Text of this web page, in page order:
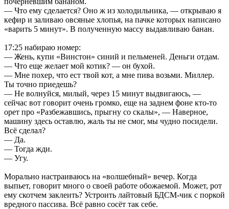
— Что ему сделается? Оно ж из холодильника, — открываю я
кефир и заливаю овсяные хлопья, на пачке которых написано
«варить 5 минут». В полученную массу выдавливаю банан.
17:25 набираю номер:
— Жень, купи «Винстон» синий и пельменей. Деньги отдам.
— Что еще желает мой котик? — он бухой.
— Мне похер, что ест твой кот, а мне пива возьми. Миллер.
Ты точно приедешь?
— Не волнуйся, милый, через 15 минут выдвигаюсь, —
сейчас вот говорит очень громко, еще на заднем фоне кто-то
орет про «Разбежавшись, прыгну со скалы», — Наверное,
машину здесь оставлю, жаль ты не смог, мы чудно посидели.
Всё сделал?
— Да.
— Тогда жди.
— Угу.
Морально настраиваюсь на «волшебный» вечер. Когда
выпьет, говорит много о своей работе обожаемой. Может, рот
ему скотчем заклеить? Устроить лайтовый БДСМ-чик с поркой
вредного пассива. Всё равно сосёт так себе.